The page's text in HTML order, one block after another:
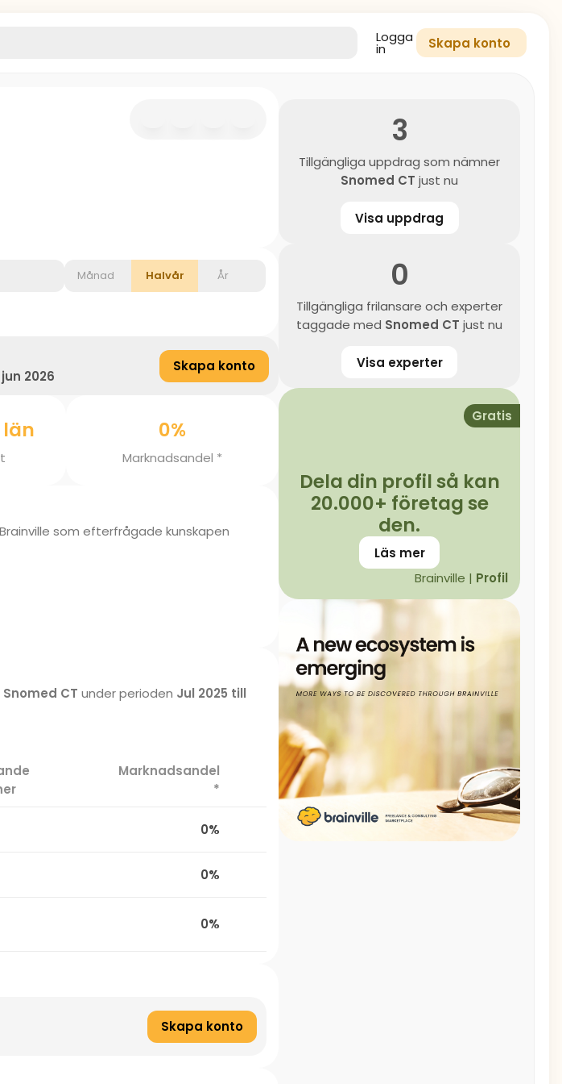
Logga
in Skapa konto
Månad Halvår År
2026
Skapa konto
0%
Marknadsandel *
som efterfrågade kunskapen
Snomed CT under perioden Jul 2025 till
Marknadsandel
*
0%
0%
0%
Skapa konto
3
Tillgängliga uppdrag som nämner
Snomed CT just nu
Visa uppdrag
0
Tillgängliga frilansare och experter
taggade med Snomed CT just nu
Visa experter
Gratis
Dela din profil så kan
20.000+ företag se
den.
Läs mer
Brainville | Profil